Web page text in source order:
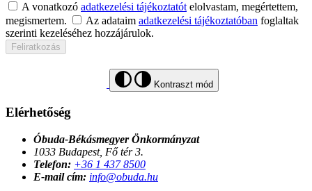
A vonatkozó adatkezelési tájékoztatót elolvastam, megértettem,
megismertem.
Az adataim adatkezelési tájékoztatóban foglaltak
szerinti kezeléséhez hozzájárulok.
Feliratkozás
Kontraszt mód
Elérhetőség
Óbuda-Békásmegyer Önkormányzat
1033 Budapest, Fő tér 3.
Telefon: +36 1 437 8500
E-mail cím: info@obuda.hu